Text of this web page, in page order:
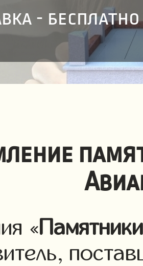
- бесплатно
«Памятники